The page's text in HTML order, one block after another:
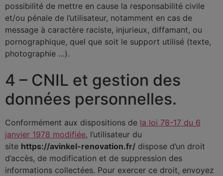
possibilité de mettre en cause la responsabilité civile
et/ou pénale de l’utilisateur, notamment en cas de
message à caractère raciste, injurieux, diffamant, ou
pornographique, quel que soit le support utilisé (texte,
photographie …).
4 – CNIL et gestion des
données personnelles.
Conformément aux dispositions de la loi 78-17 du 6
janvier 1978 modifiée, l’utilisateur du
site https://avinkel-renovation.fr/ dispose d’un droit
d’accès, de modification et de suppression des
informations collectées. Pour exercer ce droit, envoyez